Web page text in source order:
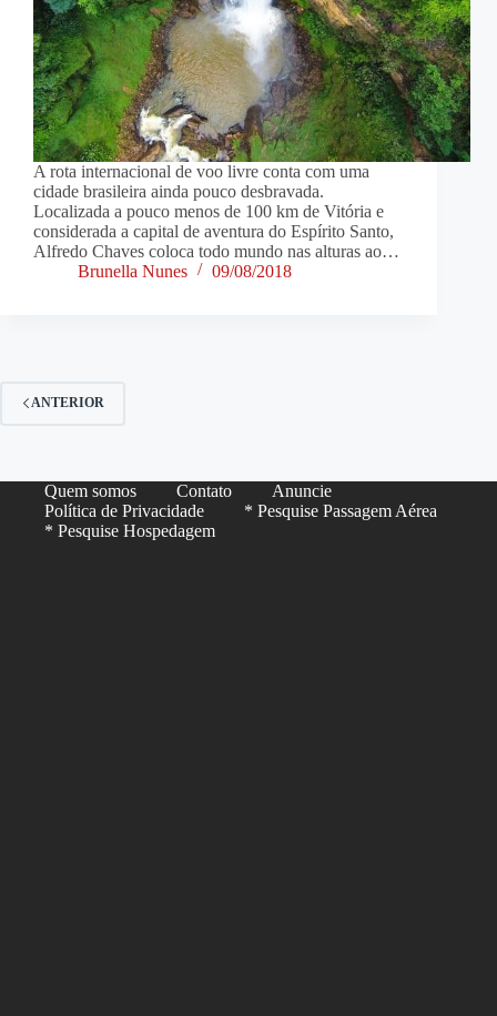
A rota internacional de voo livre conta com uma
cidade brasileira ainda pouco desbravada.
Localizada a pouco menos de 100 km de Vitória e
considerada a capital de aventura do Espírito Santo,
Alfredo Chaves coloca todo mundo nas alturas ao…
Brunella Nunes
09/08/2018
ANTERIOR
Quem somos Contato
Anuncie
Política de Privacidade
* Pesquise Passagem Aérea
* Pesquise Hospedagem